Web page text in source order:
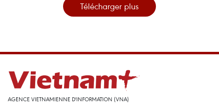
Télécharger plus
AGENCE VIETNAMIENNE D'INFORMATION (VNA)